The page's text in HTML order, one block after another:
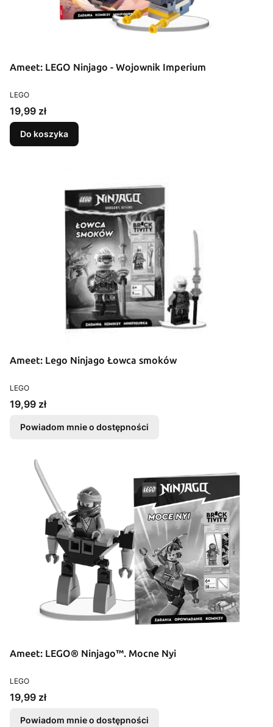
Ameet: LEGO Ninjago - Wojownik Imperium
PRODUCENT
LEGO
Cena
19,99 zł
Do koszyka
Ameet: Lego Ninjago Łowca smoków
PRODUCENT
LEGO
Cena
19,99 zł
Powiadom mnie o dostępności
Ameet: LEGO® Ninjago™. Mocne Nyi
PRODUCENT
LEGO
Cena
19,99 zł
Powiadom mnie o dostępności